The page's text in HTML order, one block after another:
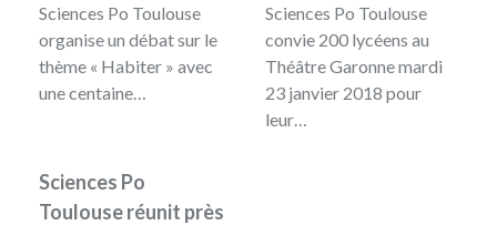
Sciences Po Toulouse
organise un débat sur le
thème « Habiter » avec
une centaine…
Sciences Po Toulouse
convie 200 lycéens au
Théâtre Garonne mardi
23 janvier 2018 pour
leur…
Sciences Po
Toulouse réunit près